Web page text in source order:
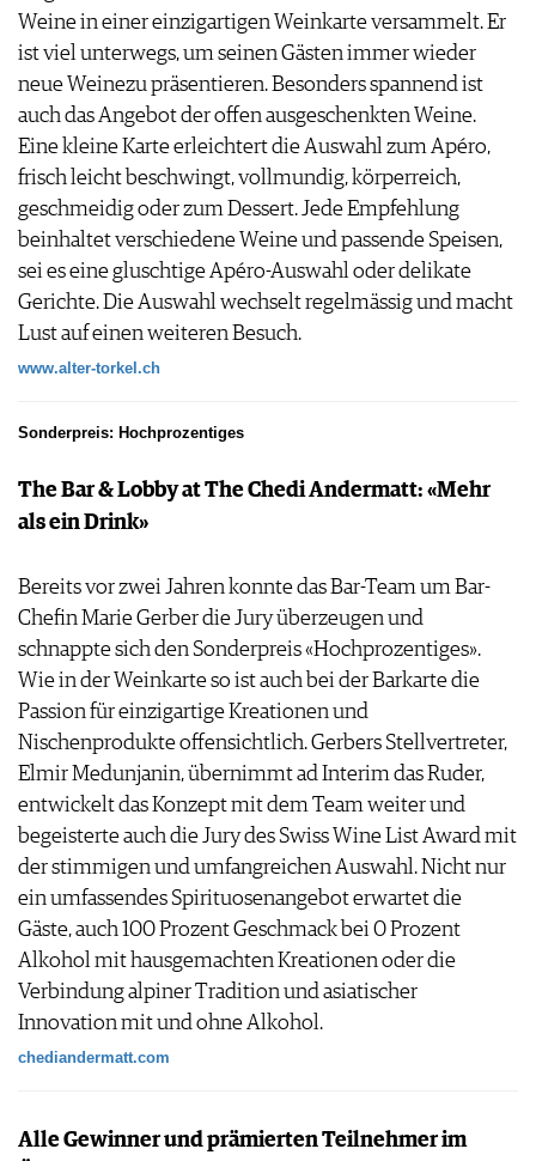
Weine in einer einzigartigen Weinkarte versammelt. Er
ist viel unterwegs, um seinen Gästen immer wieder
neue Weinezu präsentieren. Besonders spannend ist
auch das Angebot der offen ausgeschenkten Weine.
Eine kleine Karte erleichtert die Auswahl zum Apéro,
frisch leicht beschwingt, vollmundig, körperreich,
geschmeidig oder zum Dessert. Jede Empfehlung
beinhaltet verschiedene Weine und passende Speisen,
sei es eine gluschtige Apéro-Auswahl oder delikate
Gerichte. Die Auswahl wechselt regelmässig und macht
Lust auf einen weiteren Besuch.
www.alter-torkel.ch
Sonderpreis: Hochprozentiges
The Bar & Lobby at The Chedi Andermatt: «Mehr
als ein Drink»
Bereits vor zwei Jahren konnte das Bar-Team um Bar-
Chefin Marie Gerber die Jury überzeugen und
schnappte sich den Sonderpreis «Hochprozentiges».
Wie in der Weinkarte so ist auch bei der Barkarte die
Passion für einzigartige Kreationen und
Nischenprodukte offensichtlich. Gerbers Stellvertreter,
Elmir Medunjanin, übernimmt ad Interim das Ruder,
entwickelt das Konzept mit dem Team weiter und
begeisterte auch die Jury des Swiss Wine List Award mit
der stimmigen und umfangreichen Auswahl. Nicht nur
ein umfassendes Spirituosenangebot erwartet die
Gäste, auch 100 Prozent Geschmack bei 0 Prozent
Alkohol mit hausgemachten Kreationen oder die
Verbindung alpiner Tradition und asiatischer
Innovation mit und ohne Alkohol.
chediandermatt.com
Alle Gewinner und prämierten Teilnehmer im